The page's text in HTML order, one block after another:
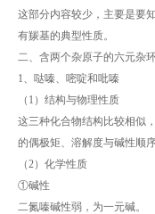
这部分内容较少，主要是要
有羰基的典型性质。
二、含两个杂原子的六元杂
1、哒嗪、嘧啶和吡嗪
（1）结构与物理性质
这三种化合物结构比较相似
的偶极矩、溶解度与碱性顺序
（2）化学性质
①碱性
二氮嗪碱性弱，为一元碱。